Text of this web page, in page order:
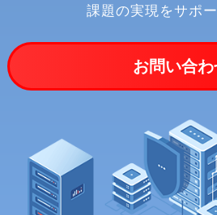
課題の実現をサポ
お問い合